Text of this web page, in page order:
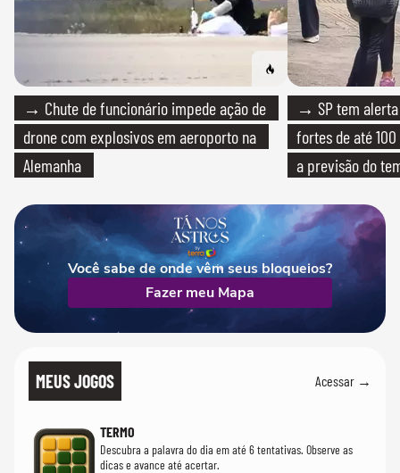
→ Chute de funcionário impede ação de
drone com explosivos em aeroporto na
Alemanha
→ SP tem
fortes de até
a previsão do
Você sabe de onde vêm seus bloqueios?
Fazer meu Mapa
MEUS JOGOS Acessar →
TERMO
Descubra a palavra do dia em até 6 tentativas. Observe as
dicas e avance até acertar.